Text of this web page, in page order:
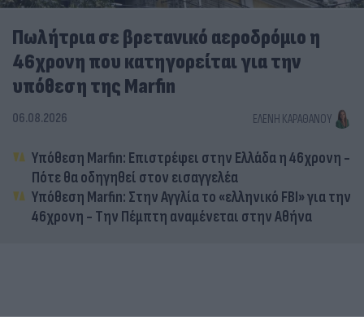
Πωλήτρια σε βρετανικό αεροδρόμιο η
46χρονη που κατηγορείται για την
υπόθεση της Marfin
06.08.2026 ΕΛΈΝΗ ΚΑΡΑΘΆΝΟΥ
Υπόθεση Marfin: Επιστρέφει στην Ελλάδα η 46χρονη -
Πότε θα οδηγηθεί στον εισαγγελέα
Υπόθεση Marfin: Στην Αγγλία το «ελληνικό FBI» για την
46χρονη - Την Πέμπτη αναμένεται στην Αθήνα